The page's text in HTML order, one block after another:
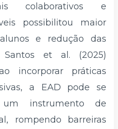
colaborativos e
possibilitou maior
e redução das
et al. (2025)
incorporar práticas
a EAD pode se
um instrumento de
rompendo barreiras